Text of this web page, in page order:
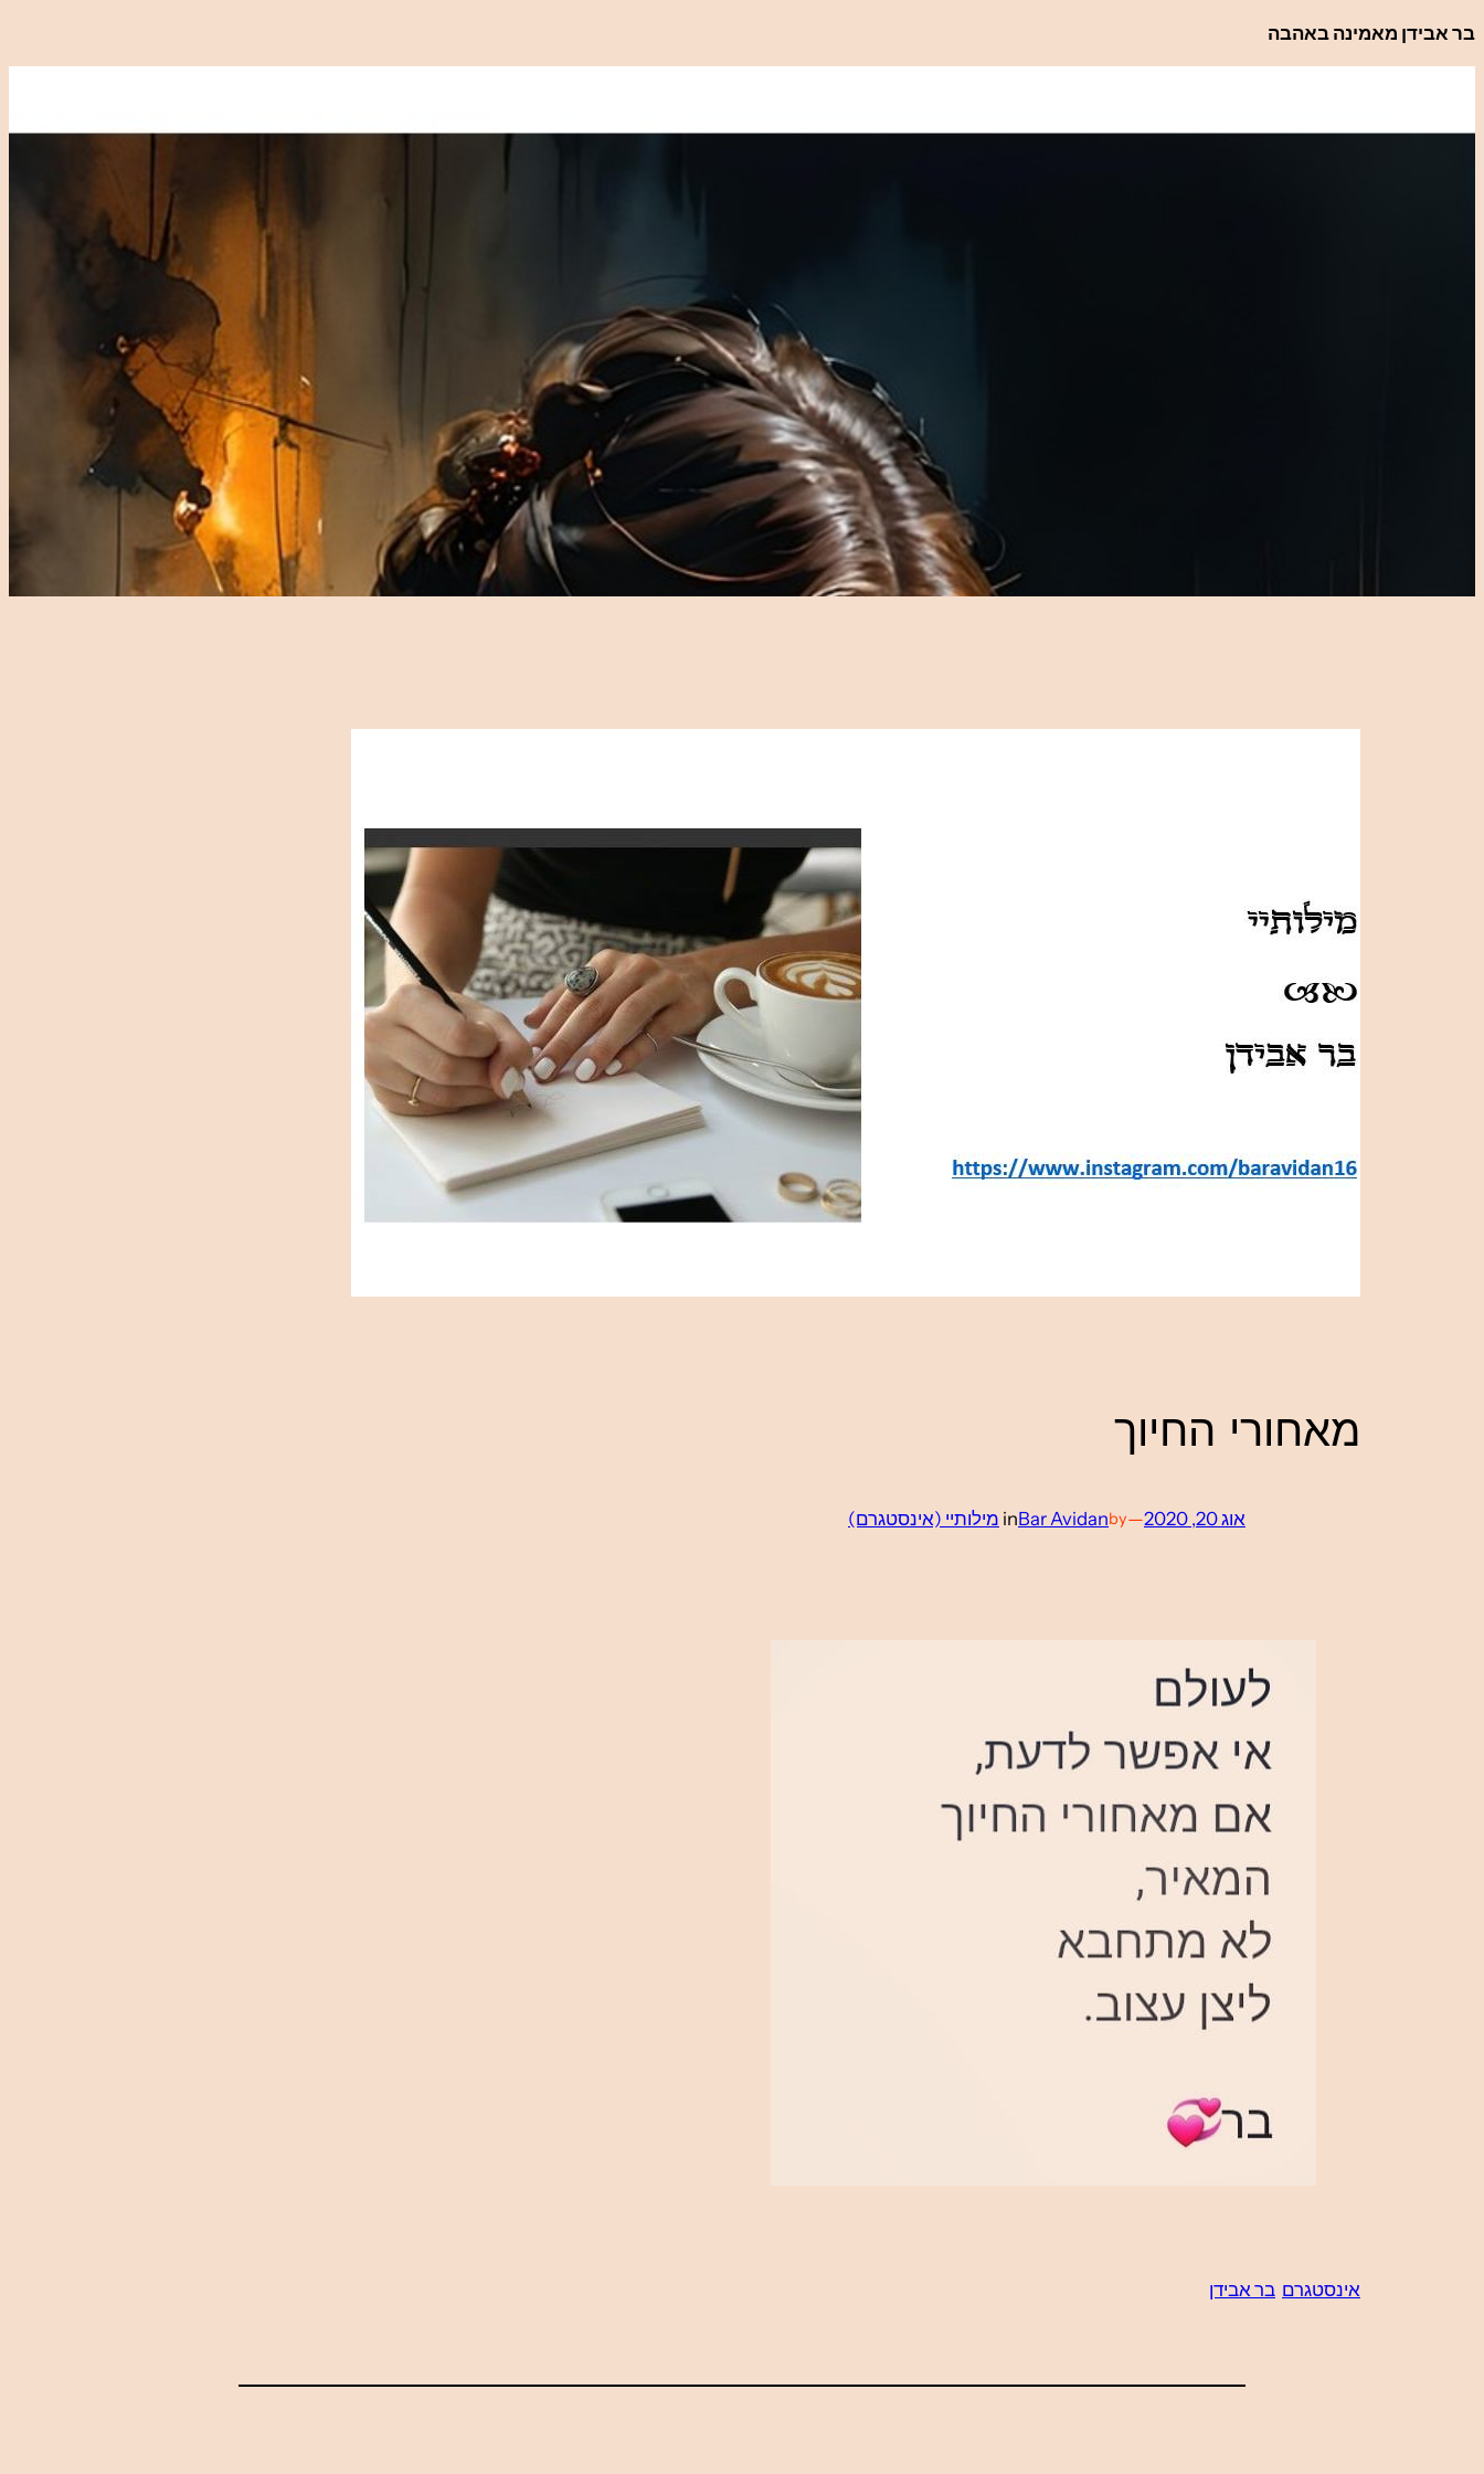
לדלג
בר אבידן מאמינה באהבה
מאחורי החיוך
אוג 20, 2020 —
by
Bar Avidan
in מילותיי (אינסטגרם)
אינסטגרם בר אבידן